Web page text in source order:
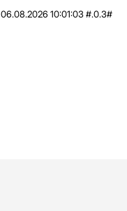
06.08.2026 10:01:03 #.0.3#